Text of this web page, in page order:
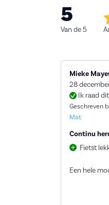
5
Van de 5
Mieke
28
Ik raad
Geschreven
Mat
Continu
Fietst
Een hele